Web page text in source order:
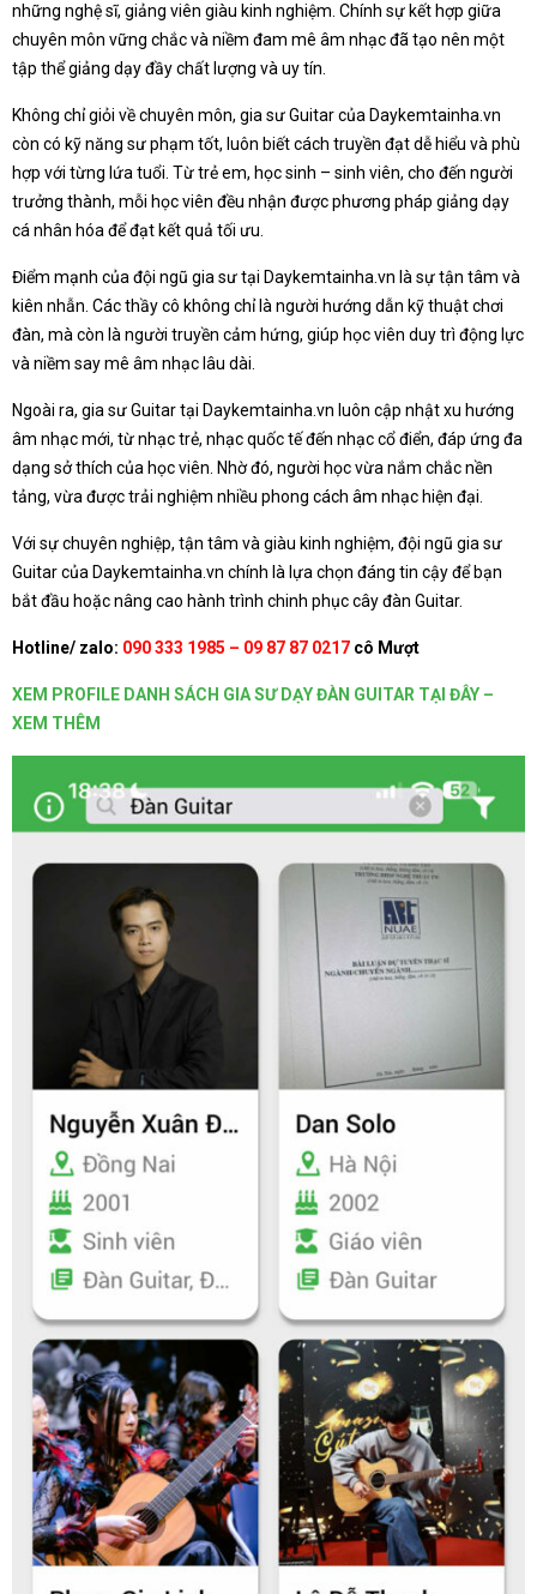
những nghệ sĩ, giảng viên giàu kinh nghiệm. Chính sự kết hợp giữa
chuyên môn vững chắc và niềm đam mê âm nhạc đã tạo nên một
tập thể giảng dạy đầy chất lượng và uy tín.
Không chỉ giỏi về chuyên môn, gia sư Guitar của Daykemtainha.vn
còn có kỹ năng sư phạm tốt, luôn biết cách truyền đạt dễ hiểu và phù
hợp với từng lứa tuổi. Từ trẻ em, học sinh – sinh viên, cho đến người
trưởng thành, mỗi học viên đều nhận được phương pháp giảng dạy
cá nhân hóa để đạt kết quả tối ưu.
Điểm mạnh của đội ngũ gia sư tại Daykemtainha.vn là sự tận tâm và
kiên nhẫn. Các thầy cô không chỉ là người hướng dẫn kỹ thuật chơi
đàn, mà còn là người truyền cảm hứng, giúp học viên duy trì động lực
và niềm say mê âm nhạc lâu dài.
Ngoài ra, gia sư Guitar tại Daykemtainha.vn luôn cập nhật xu hướng
âm nhạc mới, từ nhạc trẻ, nhạc quốc tế đến nhạc cổ điển, đáp ứng đa
dạng sở thích của học viên. Nhờ đó, người học vừa nắm chắc nền
tảng, vừa được trải nghiệm nhiều phong cách âm nhạc hiện đại.
Với sự chuyên nghiệp, tận tâm và giàu kinh nghiệm, đội ngũ gia sư
Guitar của Daykemtainha.vn chính là lựa chọn đáng tin cậy để bạn
bắt đầu hoặc nâng cao hành trình chinh phục cây đàn Guitar.
Hotline/ zalo: 090 333 1985 – 09 87 87 0217 cô Mượt
XEM PROFILE DANH SÁCH GIA SƯ DẠY ĐÀN GUITAR TẠI ĐÂY –
XEM THÊM